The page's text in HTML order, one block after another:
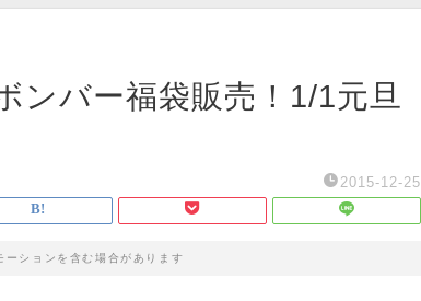
ンバー福袋販売！1/1元旦
2015-12-25
ーションを含む場合があります